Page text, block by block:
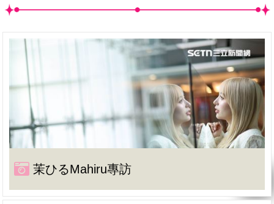
茉ひるMahiru專訪